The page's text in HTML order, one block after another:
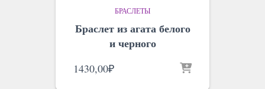
БРАСЛЕТЫ
Браслет из агата белого
и черного
1430,00₽